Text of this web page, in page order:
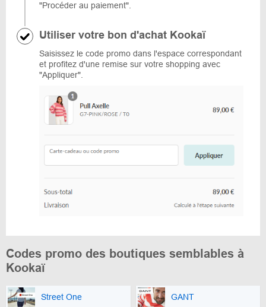
"Procéder au paiement".
Utiliser votre bon d'achat Kookaï
Saisissez le code promo dans l'espace correspondant
et profitez d'une remise sur votre shopping avec
"Appliquer".
Codes promo des boutiques semblables à
Kookaï
Street One GANT